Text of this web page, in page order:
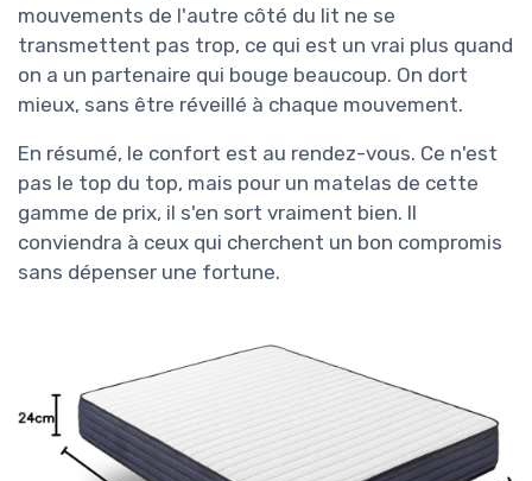
mouvements de l'autre côté du lit ne se
transmettent pas trop, ce qui est un vrai plus quand
on a un partenaire qui bouge beaucoup. On dort
mieux, sans être réveillé à chaque mouvement.
En résumé, le confort est au rendez-vous. Ce n'est
pas le top du top, mais pour un matelas de cette
gamme de prix, il s'en sort vraiment bien. Il
conviendra à ceux qui cherchent un bon compromis
sans dépenser une fortune.